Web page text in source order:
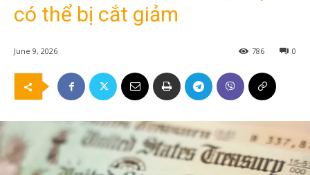
có thể bị cắt giảm
June 9, 2026 0
786